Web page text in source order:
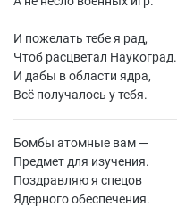
И пожелать тебе я рад,
Чтоб расцветал Наукоград.
И дабы в области ядра,
Всё получалось у тебя.
Бомбы атомные вам —
Предмет для изучения.
Поздравляю я спецов
Ядерного обеспечения.